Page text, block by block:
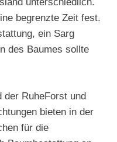
begrenzte Zeit fest.
ein Sarg
des Baumes sollte
der RuheForst und
bieten in der
für die